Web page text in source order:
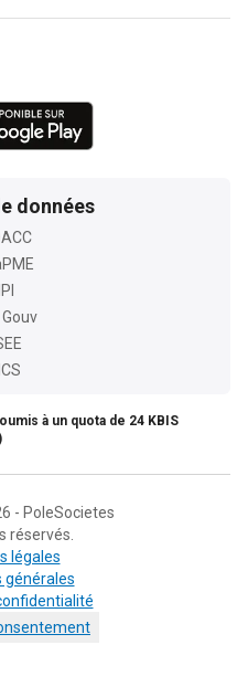
données
à un quota de 24 KBIS
- PoleSocietes
réservés.
légales
générales